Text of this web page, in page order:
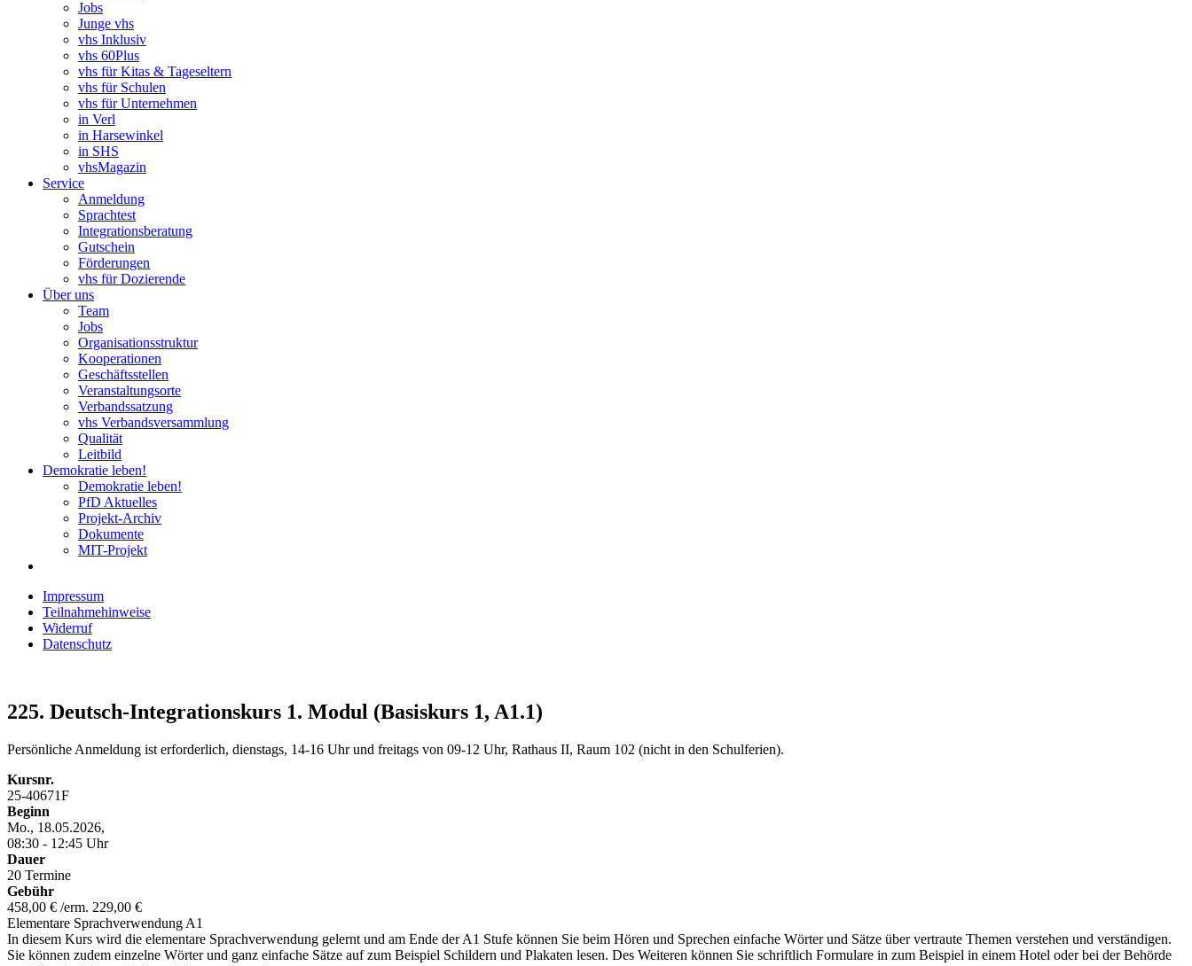
Jobs
Junge vhs
vhs Inklusiv
vhs 60Plus
vhs für Kitas & Tageseltern
vhs für Schulen
vhs für Unternehmen
in Verl
in Harsewinkel
in SHS
vhsMagazin
Service
Anmeldung
Sprachtest
Integrationsberatung
Gutschein
Förderungen
vhs für Dozierende
Über uns
Team
Jobs
Organisationsstruktur
Kooperationen
Geschäftsstellen
Veranstaltungsorte
Verbandssatzung
vhs Verbandsversammlung
Qualität
Leitbild
Demokratie leben!
Demokratie leben!
PfD Aktuelles
Projekt-Archiv
Dokumente
MIT-Projekt
Impressum
Teilnahmehinweise
Widerruf
Datenschutz
225. Deutsch-Integrationskurs 1. Modul (Basiskurs 1, A1.1)
Persönliche Anmeldung ist erforderlich, dienstags, 14-16 Uhr und freitags von 09-12 Uhr, Rathaus II, Raum 102 (nicht in den Schulferien).
Kursnr.
25-40671F
Beginn
Mo., 18.05.2026,
08:30 - 12:45 Uhr
Dauer
20 Termine
Gebühr
458,00 € /erm. 229,00 €
Elementare Sprachverwendung A1
In diesem Kurs wird die elementare Sprachverwendung gelernt und am Ende der A1 Stufe können Sie beim Hören und Sprechen einfache Wörter und Sätze über vertraute Themen verstehen und verständigen.
Sie können zudem einzelne Wörter und ganz einfache Sätze auf zum Beispiel Schildern und Plakaten lesen. Des Weiteren können Sie schriftlich Formulare in zum Beispiel in einem Hotel oder bei der Behörde